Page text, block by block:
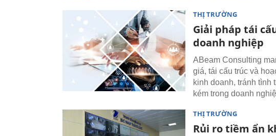
THỊ TRƯỜNG
Giải pháp tái
doanh nghiệp
ABeam Consulting
giá, tái cấu trúc và
kinh doanh, tránh tình
kém trong doanh
THỊ TRƯỜNG
Rủi ro tiềm ẩn